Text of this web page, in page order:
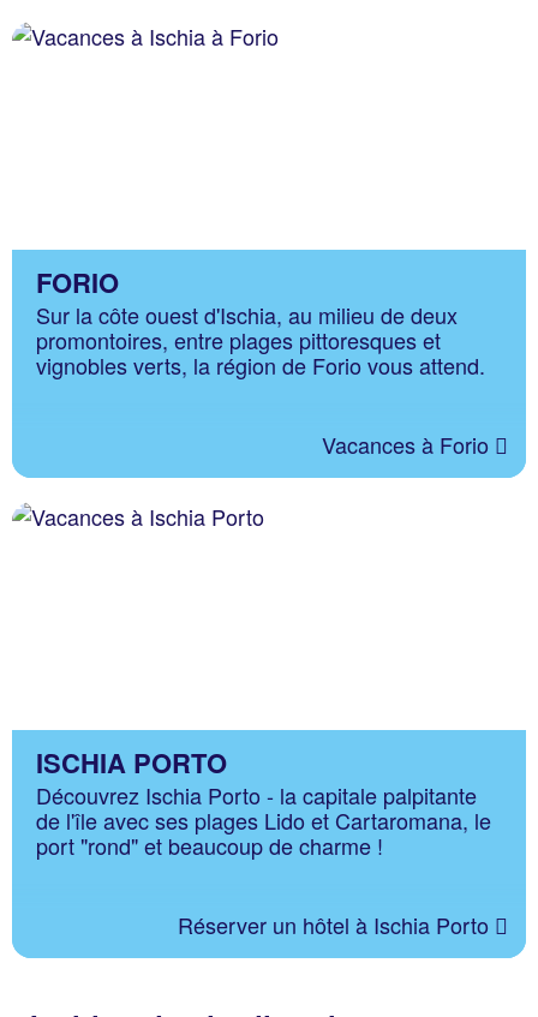
FORIO
Sur la côte ouest d'Ischia, au milieu de deux
promontoires, entre plages pittoresques et
vignobles verts, la région de Forio vous attend.
Vacances à Forio
ISCHIA PORTO
Découvrez Ischia Porto - la capitale palpitante
de l'île avec ses plages Lido et Cartaromana, le
port "rond" et beaucoup de charme !
Réserver un hôtel à Ischia Porto